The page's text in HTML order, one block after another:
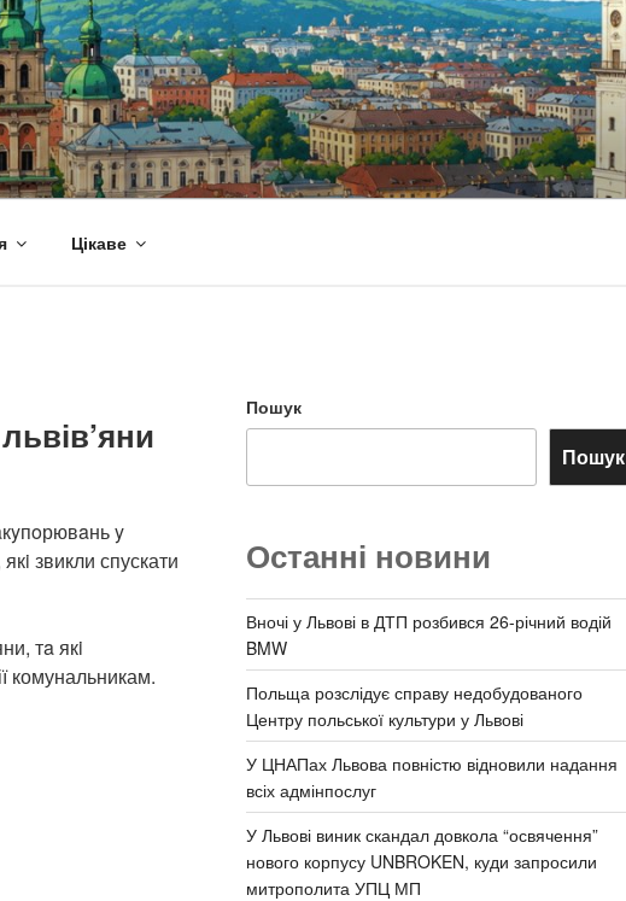
Цікаве
y
звикли спускати
тa якi
комунальникам.
Пошук
Пошук
Останні новини
Вночі у Львові в ДТП розбився 26-річний водій
BMW
Польща розслідує справу недобудованого
Центру польської культури у Львові
У ЦНАПах Львова повністю відновили надання
всіх адмінпослуг
У Львові виник скандал довкола “освячення”
нового корпусу UNBROKEN, куди запросили
митрополита УПЦ МП